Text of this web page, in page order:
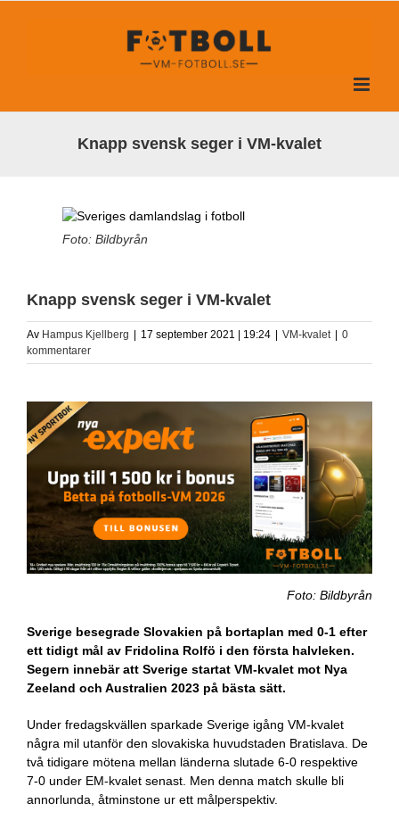
Knapp svensk seger i VM-kvalet
Foto: Bildbyrån
Knapp svensk seger i VM-kvalet
Av Hampus Kjellberg | 17 september 2021 | 19:24 | VM-kvalet | 0
kommentarer
Foto: Bildbyrån
Sverige besegrade Slovakien på bortaplan med 0-1 efter
ett tidigt mål av Fridolina Rolfö i den första halvleken.
Segern innebär att Sverige startat VM-kvalet mot Nya
Zeeland och Australien 2023 på bästa sätt.
Under fredagskvällen sparkade Sverige igång VM-kvalet
några mil utanför den slovakiska huvudstaden Bratislava. De
två tidigare mötena mellan länderna slutade 6-0 respektive
7-0 under EM-kvalet senast. Men denna match skulle bli
annorlunda, åtminstone ur ett målperspektiv.